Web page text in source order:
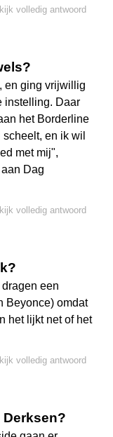
volledig antwoord
en ging vrijwillig
instelling. Daar
het Borderline
en ik wil
met mij",
Dag
volledig antwoord
een
Beyonce) omdat
het lijkt net of het
volledig antwoord